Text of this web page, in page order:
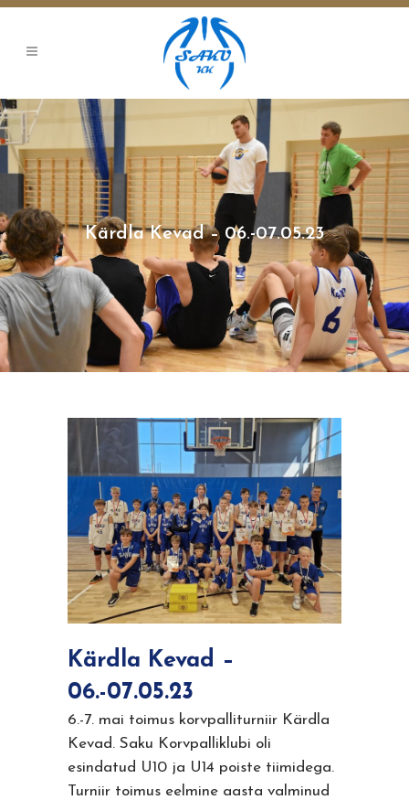
Kärdla Kevad – 06.-07.05.23
Kärdla Kevad –
06.-07.05.23
6.-7. mai toimus korvpalliturniir Kärdla
Kevad. Saku Korvpalliklubi oli
esindatud U10 ja U14 poiste tiimidega.
Turniir toimus eelmine aasta valminud